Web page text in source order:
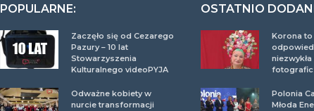
POPULARNE:
Zaczęło się od Cezarego
Pazury – 10 lat
Stowarzyszenia
Kulturalnego videoPYJA
Odważne kobiety w
nurcie transformacji
OSTATNIO
Korona to
Polonia
Młoda